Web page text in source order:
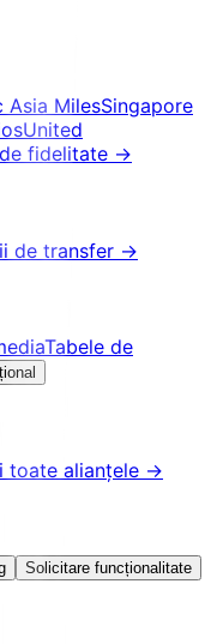
Asia MilesSingapore
United
fidelitate →
de transfer →
Tabele de
toate alianțele →
Solicitare funcționalitate